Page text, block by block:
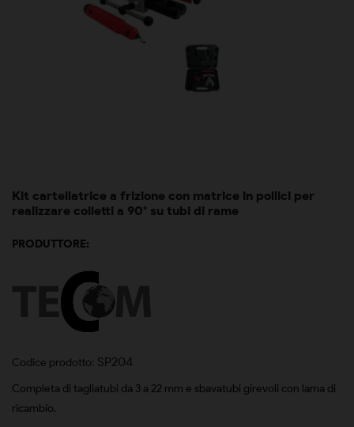
Kit cartellatrice a frizione con matrice in pollici per
realizzare colletti a 90° su tubi di rame
PRODUTTORE:
Codice prodotto: SP204
Completa di tagliatubi da 3 a 22 mm e sbavatubi girevoli con lama di
ricambio.